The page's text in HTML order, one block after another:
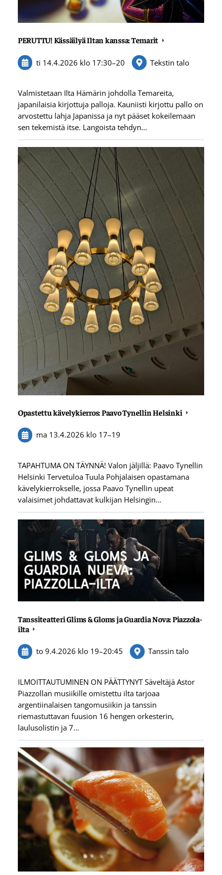
PERUTTU! Kässäilyä Iltan kanssa: Temarit
ti 14.4.2026 klo 17:30–20 Tekstin talo
Valmistetaan Ilta Hämärin johdolla Temareita,
japanilaisia kirjottuja palloja. Kauniisti kirjottu pallo on
arvostettu lahja Japanissa ja nyt pääset kokeilemaan
sen tekemistä itse. Langoista tehdyn…
Opastettu kävelykierros: Paavo Tynellin Helsinki
ma 13.4.2026 klo 17–19
TAPAHTUMA ON TÄYNNÄ! Valon jäljillä: Paavo Tynellin
Helsinki Tervetuloa Tuula Pohjalaisen opastamana
kävelykierrokselle, jossa Paavo Tynellin upeat
valaisimet johdattavat kulkijan Helsingin…
Tanssiteatteri Glims & Gloms ja Guardia Nova: Piazzola-
ilta
to 9.4.2026 klo 19–20:45 Tanssin talo
ILMOITTAUTUMINEN ON PÄÄTTYNYT Säveltäjä Astor
Piazzollan musiikille omistettu ilta tarjoaa
argentiinalaisen tangomusiikin ja tanssin
riemastuttavan fuusion 16 hengen orkesterin,
laulusolistin ja 7…